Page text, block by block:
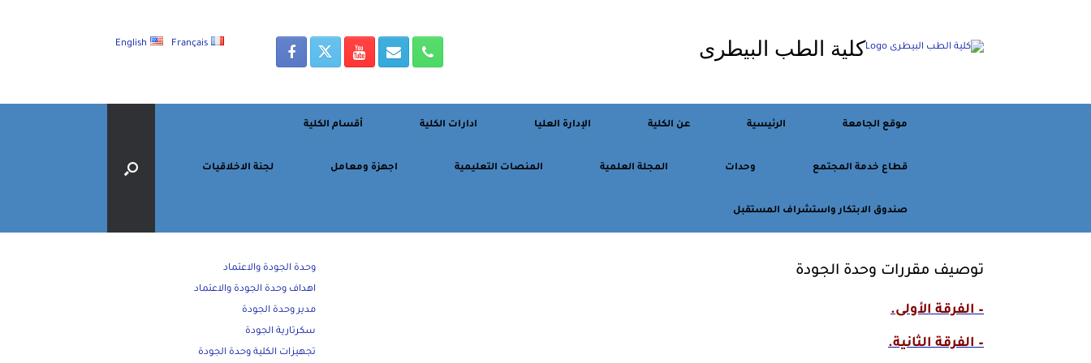
كلية الطب البيطرى English Français
موقع الجامعة الرئيسية عن الكلية الإدارة العليا ادارات الكلية أقسام الكلية
قطاع خدمة المجتمع وحدات المجلة العلمية المنصات التعليمية اجهزة ومعامل لجنة الاخلاقيات
صندوق الابتكار واستشراف المستقبل
توصيف مقررات وحدة الجودة
– الفرقة الأولى.
– الفرقة الثانية.
وحدة الجودة والاعتماد
اهداف وحدة الجودة والاعتماد
مدير وحدة الجودة
سكرتارية الجودة
تجهيزات الكلية وحدة الجودة